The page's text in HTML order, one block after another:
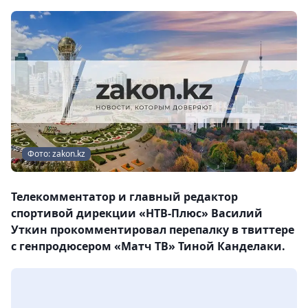
Фото: zakon.kz
Телекомментатор и главный редактор
спортивой дирекции «НТВ-Плюс» Василий
Уткин прокомментировал перепалку в твиттере
с генпродюсером «Матч ТВ» Тиной Канделаки.